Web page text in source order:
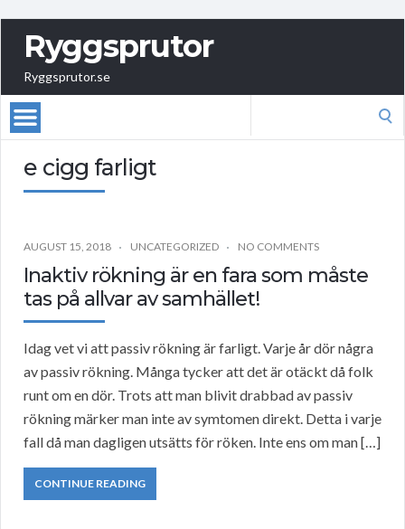
Ryggsprutor
Ryggsprutor.se
e cigg farligt
AUGUST 15, 2018 UNCATEGORIZED NO COMMENTS
Inaktiv rökning är en fara som måste
tas på allvar av samhället!
Idag vet vi att passiv rökning är farligt. Varje år dör några
av passiv rökning. Många tycker att det är otäckt då folk
runt om en dör. Trots att man blivit drabbad av passiv
rökning märker man inte av symtomen direkt. Detta i varje
fall då man dagligen utsätts för röken. Inte ens om man […]
CONTINUE READING